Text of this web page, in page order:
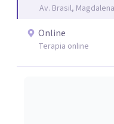
Av. Brasil,
Online
Terapia online